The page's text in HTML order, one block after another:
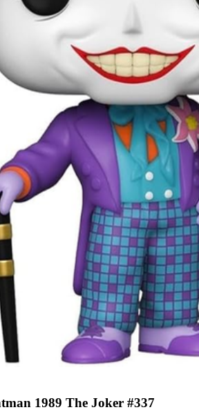
1989 The Joker #337